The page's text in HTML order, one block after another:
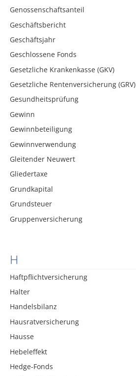
Genossenschaftsanteil
Geschäftsbericht
Geschäftsjahr
Geschlossene Fonds
Gesetzliche Krankenkasse (GKV)
Gesetzliche Rentenversicherung (GRV)
Gesundheitsprüfung
Gewinn
Gewinnbeteiligung
Gewinnverwendung
Gleitender Neuwert
Gliedertaxe
Grundkapital
Grundsteuer
Gruppenversicherung
H
Haftpflichtversicherung
Halter
Handelsbilanz
Hausratversicherung
Hausse
Hebeleffekt
Hedge-Fonds